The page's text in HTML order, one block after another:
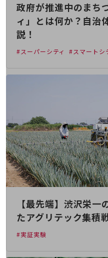
クラウド・データセンター
電話・映像コミュニケーション
セキュリティ
5G
データ利活用
運用管理
業務支援・マーケティング
災害対策・BCP
課題・ニーズで探す
課題・ニーズで探すTOP
コミュニケーション・情報共有
マーケティング
業務効率化
政府が推進中のまち
ィ」とは何か？自治
説！
#スーパーシティ #スマートシ
【最先端】渋沢栄
たアグリテック集積
#実証実験